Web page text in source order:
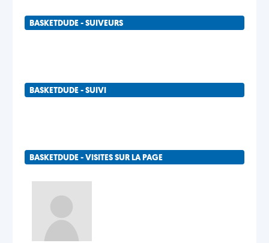
BASKETDUDE - SUIVEURS
BASKETDUDE - SUIVI
BASKETDUDE - VISITES SUR LA PAGE